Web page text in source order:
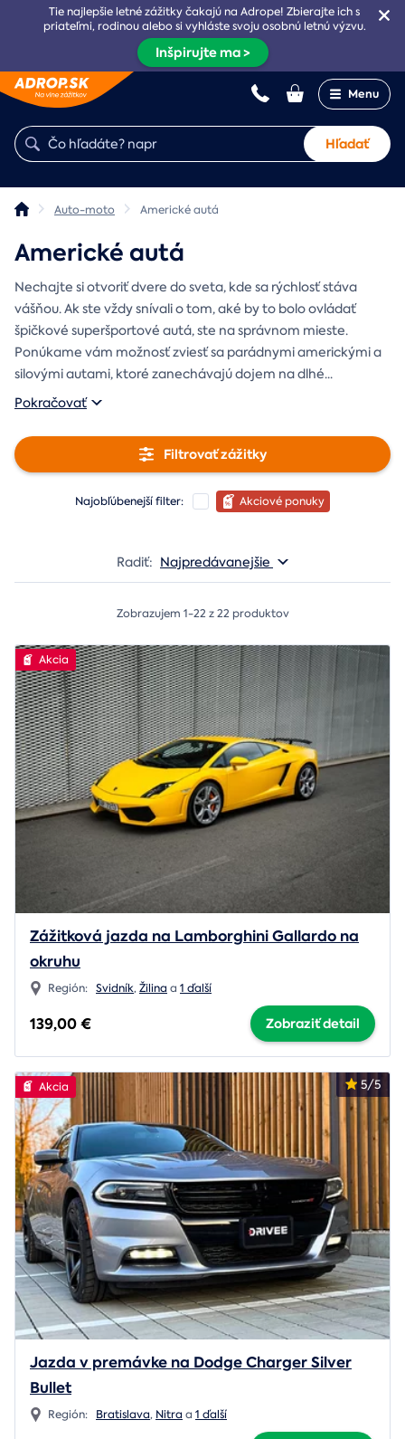
Tie najlepšie letné zážitky čakajú na Adrope! Zbierajte ich s
priateľmi, rodinou alebo si vyhláste svoju osobnú letnú výzvu.
Inšpirujte ma >
Menu
Hľadať
Auto-moto Americké autá
Americké autá
Nechajte si otvoriť dvere do sveta, kde sa rýchlosť stáva
vášňou. Ak ste vždy snívali o tom, aké by to bolo ovládať
špičkové superšportové autá, ste na správnom mieste.
Ponúkame vám možnosť zviesť sa parádnymi americkými a
silovými autami, ktoré zanechávajú dojem na dlhé...
Pokračovať
Filtrovať zážitky
Najobľúbenejší filter: Akciové ponuky
Radiť: Najpredávanejšie
Zobrazujem 1-22 z 22 produktov
Akcia
Zážitková jazda na Lamborghini Gallardo na
okruhu
Región: Svidník,Žilina a 1 ďalší
139,00 € Zobraziť detail
5/5
Akcia
Jazda v premávke na Dodge Charger Silver
Bullet
Región: Bratislava, Nitra a 1 ďalší